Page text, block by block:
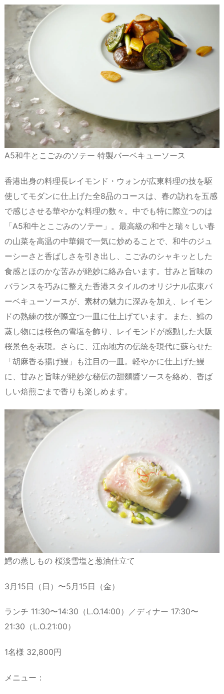
A5和牛とこごみのソテー 特製バーベキューソース
香港出身の料理長レイモンド・ウォンが広東料理の技を駆
使してモダンに仕上げた全8品のコースは、春の訪れを五感
で感じさせる華やかな料理の数々。中でも特に際立つのは
「A5和牛とこごみのソテー」。最高級の和牛と瑞々しい春
の山菜を高温の中華鍋で一気に炒めることで、和牛のジュ
ーシーさと香ばしさを引き出し、こごみのシャキッとした
食感とほのかな苦みが絶妙に絡み合います。甘みと旨味の
バランスを巧みに整えた香港スタイルのオリジナル広東バ
ーベキューソースが、素材の魅力に深みを加え、レイモン
ドの熟練の技が際立つ一皿に仕上げています。また、鱈の
蒸し物には桜色の雪塩を飾り、レイモンドが感動した大阪
桜景色を表現。さらに、江南地方の伝統を現代に蘇らせた
「胡麻香る揚げ鰻」も注目の一皿。軽やかに仕上げた鰻
に、甘みと旨味が絶妙な秘伝の甜麵醬ソースを絡め、香ば
しい焙煎ごまで香りも楽しめます。
鱈の蒸しもの 桜淡雪塩と葱油仕立て
3月15日（日）〜5月15日（金）
ランチ 11:30〜14:30（L.O.14:00）／ディナー 17:30〜
21:30（L.O.21:00）
1名様 32,800円
メニュー：